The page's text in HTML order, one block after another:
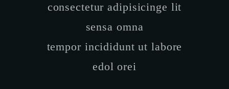
consectetur adipisicinge lit
sensa omna
tempor incididunt ut labore
edol orei